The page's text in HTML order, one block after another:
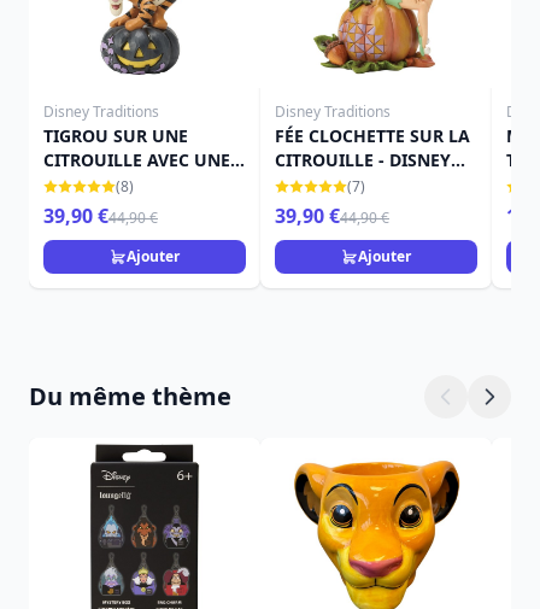
Disney Traditions
TIGROU SUR UNE
CITROUILLE AVEC UNE
CHAUVE-SOURIS -
DISNEY TRADITIONS
(8)
39,90 €44,90 €
Ajouter
Disney Traditions
FÉE CLOCHETTE SUR LA
CITROUILLE - DISNEY
TRADITIONS
(7)
39,90 €44,90 €
Ajouter
Du même thème